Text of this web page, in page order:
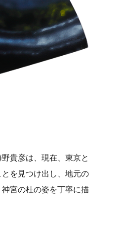
貴彦は、現在、東京と
を見つけ出し、地元の
宮の杜の姿を丁寧に描